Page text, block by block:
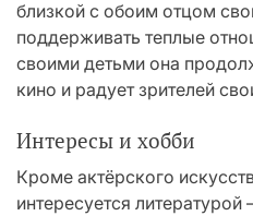
близкой с обоим отцом
поддерживать теплые
своими детьми она
кино и радует зрителей
Интересы и хобби
Кроме актёрского
интересуется литературой